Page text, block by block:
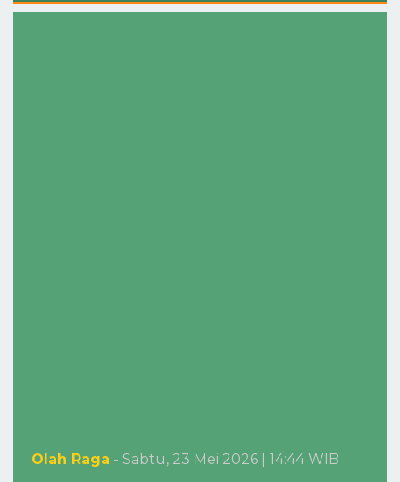
Olah Raga - Sabtu, 23 Mei 2026 | 14:44 WIB